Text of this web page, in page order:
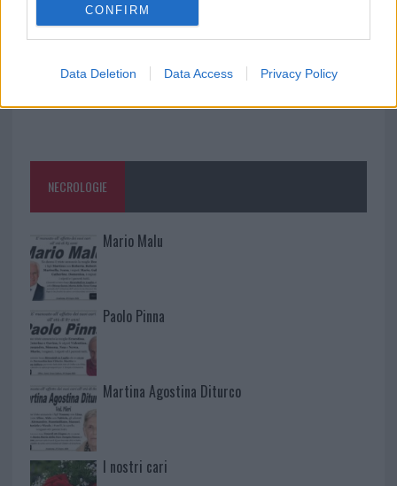
CONFIRM
Data Deletion Data Access Privacy Policy
NECROLOGIE
Mario Malu
Paolo Pinna
Martina Agostina Diturco
I nostri cari